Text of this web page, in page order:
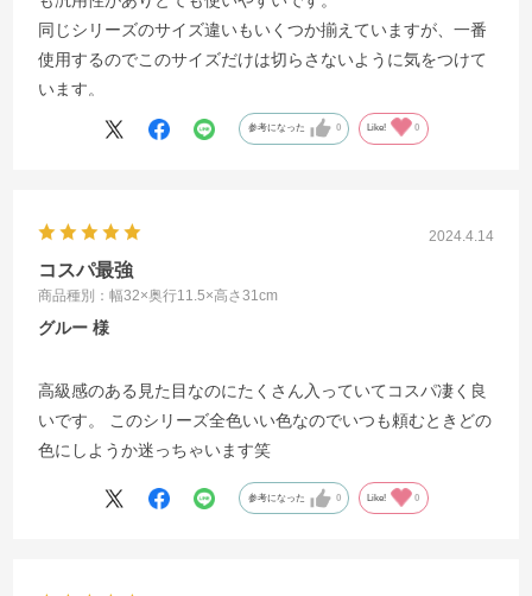
同じシリーズのサイズ違いもいくつか揃えていますが、一番
使用するのでこのサイズだけは切らさないように気をつけて
います。
参考になった 0 Like! 0
2024.4.14
コスパ最強
商品種別：幅32×奥行11.5×高さ31cm
グルー
高級感のある見た目なのにたくさん入っていてコスパ凄く良
いです。 このシリーズ全色いい色なのでいつも頼むときどの
色にしようか迷っちゃいます笑
参考になった 0 Like! 0